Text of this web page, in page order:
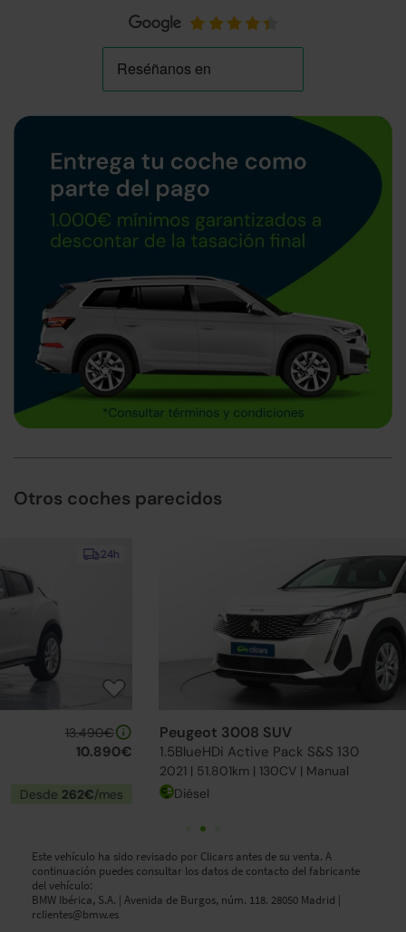
Otros coches parecidos
24h
Peugeot 3008 SUV
1.5BlueHDi Active Pack S&S 130
2021 | 51.801km | 130CV | Manual
16.790€
Diésel
Este vehículo ha sido revisado por Clicars antes de su venta. A
continuación puedes consultar los datos de contacto del fabricante
del vehículo:
BMW Ibérica, S.A. | Avenida de Burgos, núm. 118. 28050 Madrid |
rclientes@bmw.es